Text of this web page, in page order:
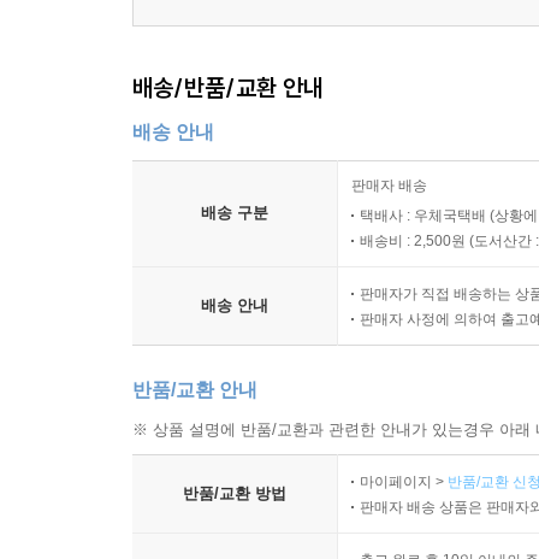
배송/반품/교환 안내
배송 안내
배송 구분
판매자 배송
택배사 : 우체국택배 (상황
배송비 : 2,500원 (도서산간
배송 안내
판매자가 직접 배송하는 상
판매자 사정에 의하여 출고
반품/교환 안내
※ 상품 설명에 반품/교환과 관련한 안내가 있는경우 아
반품/교환 방법
마이페이지 > 반품/교환 신
판매자 배송 상품은 판매자